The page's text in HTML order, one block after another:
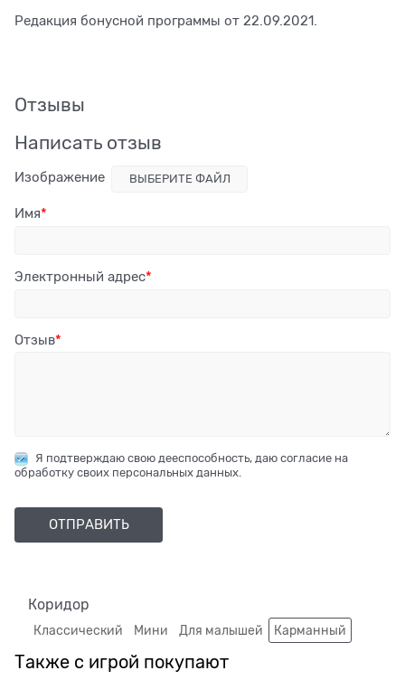
Редакция бонусной программы от 22.09.2021.
Отзывы
Написать отзыв
Изображение ВЫБЕРИТЕ ФАЙЛ
Имя
Электронный адрес
Отзыв
Я подтверждаю свою дееспособность, даю согласие на
обработку своих персональных данных.
Коридор
Классический Мини Для малышей Карманный
Также с игрой покупают